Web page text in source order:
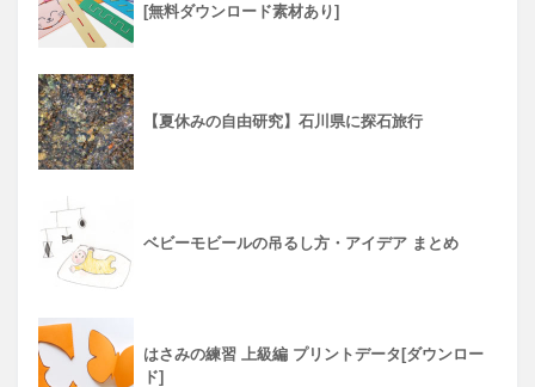
[無料ダウンロード素材あり]
【夏休みの自由研究】石川県に探石旅行
ベビーモビールの吊るし方・アイデア まとめ
はさみの練習 上級編 プリントデータ[ダウンロー
ド]